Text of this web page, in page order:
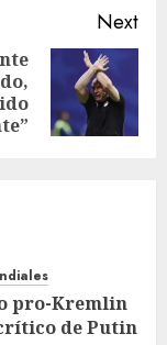
Next
pro-Kremlin
de Putin